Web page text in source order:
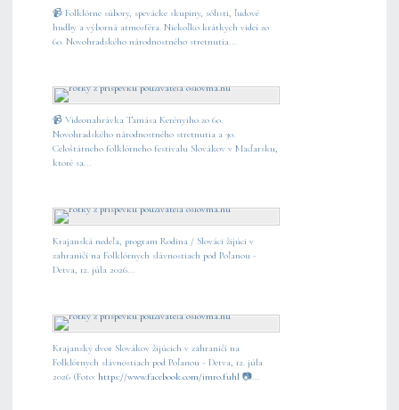
📹 Folklórne súbory, spevácke skupiny, sólisti, ľudové
hudby a výborná atmosféra. Niekoľko krátkych videí zo
60. Novohradského národnostného stretnutia...
📹 Videonahrávka Tamása Kerényiho zo 60.
Novohradského národnostného stretnutia a 30.
Celoštátneho folklórneho festivalu Slovákov v Maďarsku,
ktoré sa...
Krajanská nedeľa, program Rodina / Slováci žijúci v
zahraničí na Folklórnych slávnostiach pod Poľanou -
Detva, 12. júla 2026...
Krajanský dvor Slovákov žijúcich v zahraničí na
Folklórnych slávnostiach pod Poľanou - Detva, 12. júla
2026 (Foto: https://www.facebook.com/imro.fuhl 📷...